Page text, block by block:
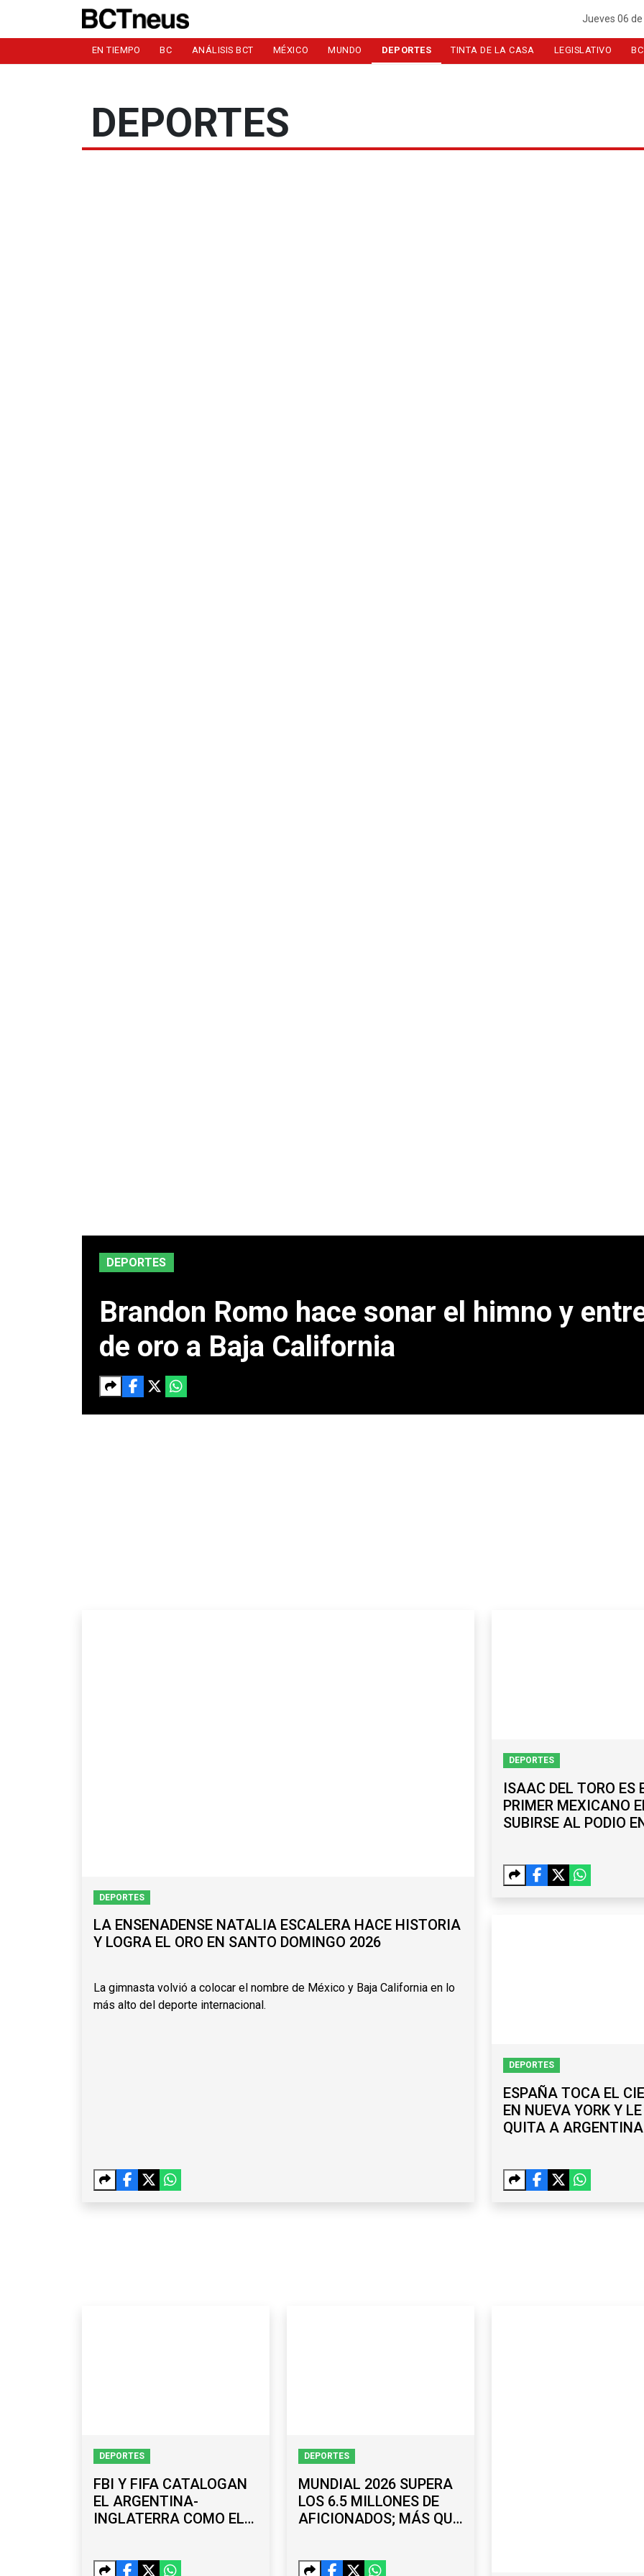
Jueves 06
EN TIEMPO BC ANÁLISIS BCT MÉXICO MUNDO DEPORTES TINTA DE LA CASA LEGISLATIVO
DEPORTES
DEPORTES
Brandon Romo hace sonar el himno y
de oro a Baja California
DEPORTES
LA ENSENADENSE NATALIA ESCALERA HACE HISTORIA
Y LOGRA EL ORO EN SANTO DOMINGO 2026
La gimnasta volvió a colocar el nombre de México y Baja California en lo
más alto del deporte internacional.
DEPORTES
ISAAC DEL TORO ES
PRIMER MEXICANO
SUBIRSE AL PODIO
DEPORTES
ESPAÑA TOCA EL
EN NUEVA YORK Y LE
QUITA A
DEPORTES
FBI Y FIFA CATALOGAN
EL ARGENTINA-
INGLATERRA COMO EL
2026
DEPORTES
MUNDIAL 2026 SUPERA
LOS 6.5 MILLONES DE
AFICIONADOS; MÁS QUE